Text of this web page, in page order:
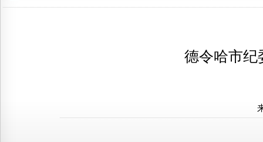
德令哈市纪